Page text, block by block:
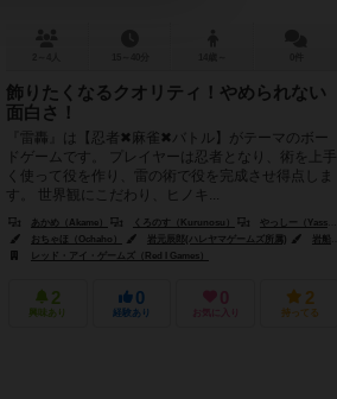
飾りたくなるクオリティ！やめられない
面白さ！
『雷轟』は【忍者✖麻雀✖バトル】がテーマのボー
ドゲームです。 プレイヤーは忍者となり、術を上手
く使って役を作り、雷の術で役を完成させ得点しま
す。 世界観にこだわり、ヒノキ...
あかめ（Akame） くろのす（Kurunosu）
やっしー（Yassy）
おちゃほ（Ochaho）
岩元辰郎(ハレヤマゲームズ所属)
岩船ひろき
レッド・アイ・ゲームズ（Red I Games）
2
興味あり
0
経験あり
0
お気に入り
2
持ってる